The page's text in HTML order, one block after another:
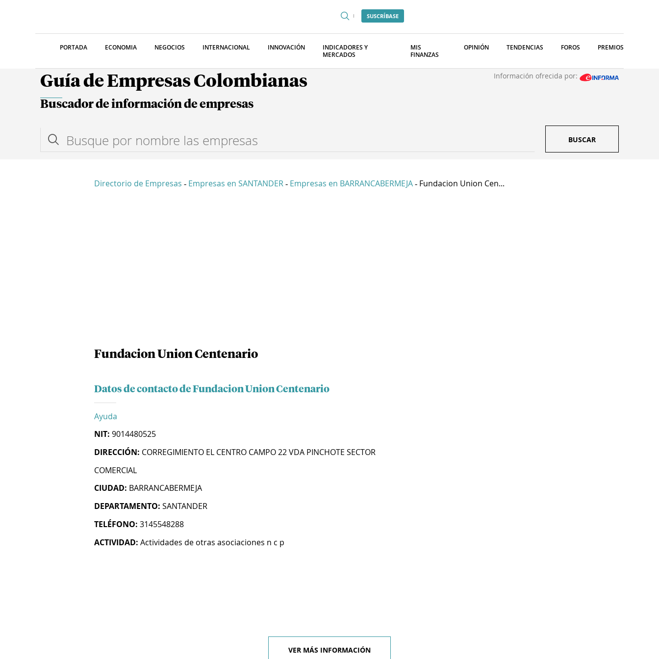
SUSCRÍBASE
PORTADA ECONOMIA NEGOCIOS INTERNACIONAL INNOVACIÓN
INDICADORES Y
MERCADOS
MIS
FINANZAS
OPINIÓN TENDENCIAS FOROS PREMIOS
Guía de Empresas Colombianas Información ofrecida por:
Buscador de información de empresas
BUSCAR
Directorio de Empresas - Empresas en SANTANDER - Empresas en BARRANCABERMEJA - Fundacion Union Cen...
Fundacion Union Centenario
Datos de contacto de Fundacion Union Centenario
Ayuda
NIT: 9014480525
DIRECCIÓN: CORREGIMIENTO EL CENTRO CAMPO 22 VDA PINCHOTE SECTOR
COMERCIAL
CIUDAD: BARRANCABERMEJA
DEPARTAMENTO: SANTANDER
TELÉFONO: 3145548288
ACTIVIDAD: Actividades de otras asociaciones n c p
VER MÁS INFORMACIÓN